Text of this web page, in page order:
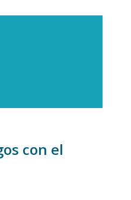
con el